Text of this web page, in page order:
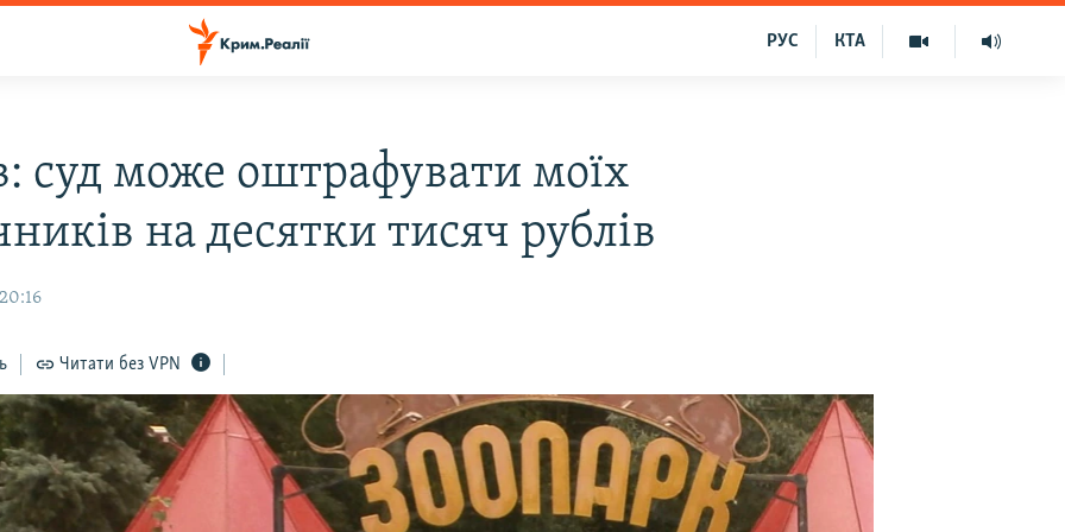
КТА
РУС
суд може оштрафувати моїх
на десятки тисяч рублів
Читати без VPN